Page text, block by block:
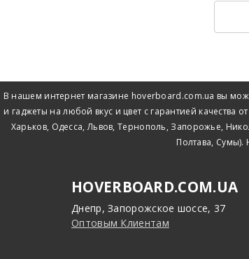
В нашем интернет магазине hoverboard.com.ua вы
и гаджеты на любой вкус и цвет с гарантией
Харьков, Одесса, Львов, Тернополь, Запорожье,
Полтава, Сумы).
HOVERBOARD.COM.UA
Днепр, Запорожское шоссе, 37
Оптовым Клиентам